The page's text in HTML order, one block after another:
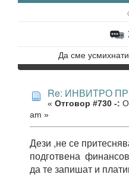
Да сме
Re: ИНВИТРО
« Отговор #730 -:
am »
Дези ,не се
подготвена
да те запишат и